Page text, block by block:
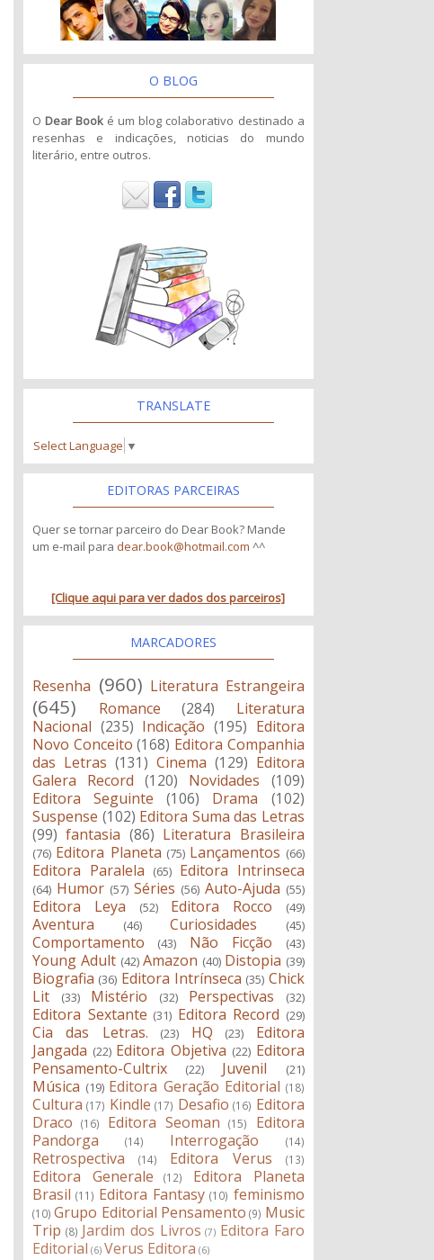
O BLOG
O Dear Book é um blog colaborativo destinado a
resenhas e indicações, noticias do mundo
literário, entre outros.
TRANSLATE
Select Language ▼
EDITORAS PARCEIRAS
Quer se tornar parceiro do Dear Book? Mande
um e-mail para dear.book@hotmail.com ^^
[Clique aqui para ver dados dos parceiros]
MARCADORES
Resenha (960) Literatura Estrangeira
(645) Romance (284)
Literatura
Nacional (235) Indicação (195) Editora
Novo Conceito (168) Editora Companhia
das Letras (131) Cinema (129) Editora
Galera Record
(120) Novidades
(109)
Editora Seguinte
(106) Drama
(102)
Suspense (102) Editora Suma das Letras
(99) fantasia (86) Literatura Brasileira
(76) Editora Planeta (75) Lançamentos (66)
Editora Paralela (65) Editora Intrinseca
(64) Humor (57) Séries (56) Auto-Ajuda (55)
Editora Leya (52) Editora Rocco (49)
Aventura (46) Curiosidades (45)
Comportamento (43) Não Ficção (43)
Young Adult (42) Amazon (40) Distopia (39)
Biografia (36) Editora Intrínseca (35) Chick
Lit
(33) Mistério (32) Perspectivas (32)
Editora Sextante (31) Editora Record (29)
Cia das Letras. (23) HQ (23)
Editora
Jangada (22) Editora Objetiva (22) Editora
Pensamento-Cultrix
(22) Juvenil (21)
Música (19) Editora Geração Editorial (18)
Cultura (17) Kindle (17) Desafio (16) Editora
Draco
(16) Editora Seoman (15)
Editora
Pandorga
(14) Interrogação (14)
Retrospectiva (14) Editora Verus (13)
Editora Generale (12)
Editora Planeta
Brasil (11) Editora Fantasy (10) feminismo
(10) Grupo Editorial Pensamento (9) Music
Trip (8) Jardim dos Livros (7) Editora Faro
Editorial (6) Verus Editora (6)